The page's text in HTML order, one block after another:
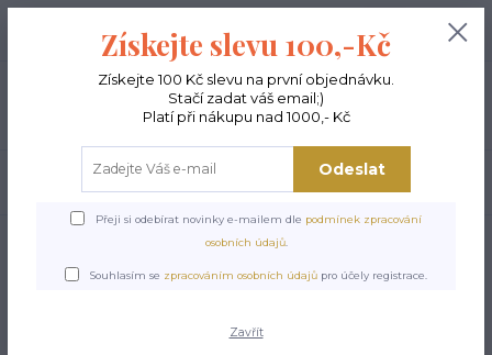
Po - Pá 9-15:00 0,00 Kč
Legíny s vysokým pasem PILATES black
Legíny s vysokým pasem
PILATES black
Získejte slevu 100,-Kč
Získejte 100 Kč slevu na první objednávku.
Stačí zadat váš email;)
Platí při nákupu nad 1000,- Kč
Odeslat
Přeji si odebírat novinky e-mailem dle podmínek zpracování
osobních údajů.
Souhlasím se zpracováním osobních údajů pro účely registrace.
Zavřít